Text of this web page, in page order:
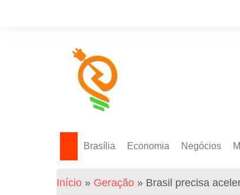
Brasília Economia
Tecnologia
Negócios
Empresas
Início » Geração » Brasil precisa